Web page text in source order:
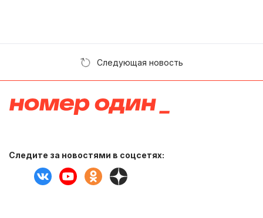
Следующая новость
Следите за новостями в соцсетях: